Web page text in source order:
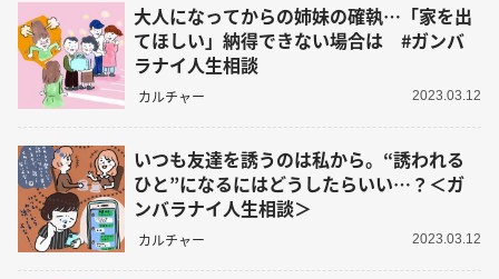
大人になってからの姉妹の確執…「家を出
てほしい」納得できない場合は #ガンバ
ラナイ人生相談
カルチャー 2023.03.12
いつも友達を誘うのは私から。“誘われる
ひと”になるにはどうしたらいい…？＜ガ
ンバラナイ人生相談＞
カルチャー 2023.03.12